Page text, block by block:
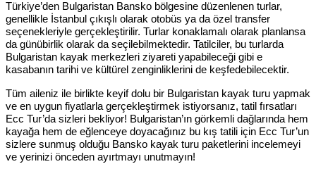
Türkiye’den Bulgaristan Bansko bölgesine düzenlenen turlar,
genellikle İstanbul çıkışlı olarak otobüs ya da özel transfer
seçenekleriyle gerçekleştirilir. Turlar konaklamalı olarak planlansa
da günübirlik olarak da seçilebilmektedir. Tatilciler, bu turlarda
Bulgaristan kayak merkezleri ziyareti yapabileceği gibi e
kasabanın tarihi ve kültürel zenginliklerini de keşfedebilecektir.
Tüm aileniz ile birlikte keyif dolu bir Bulgaristan kayak turu yapmak
ve en uygun fiyatlarla gerçekleştirmek istiyorsanız, tatil fırsatları
Ecc Tur’da sizleri bekliyor! Bulgaristan’ın görkemli dağlarında hem
kayağa hem de eğlenceye doyacağınız bu kış tatili için Ecc Tur’un
sizlere sunmuş olduğu Bansko kayak turu paketlerini incelemeyi
ve yerinizi önceden ayırtmayı unutmayın!